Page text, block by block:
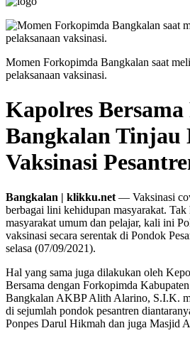
Momen Forkopimda Bangkalan saat
pelaksanaan vaksinasi.
Kapolres
Bangkalan Tinjau
Vaksinasi
Bangkalan | klikku.net — Vaksinasi
berbagai lini kehidupan masyarakat. Tak
masyarakat umum dan pelajar, kali ini
vaksinasi secara serentak di Pondok
selasa (07/09/2021).
Hal yang sama juga dilakukan oleh
Bersama dengan Forkopimda
Bangkalan AKBP Alith Alarino, S.I.K.
di sejumlah pondok pesantren
Ponpes Darul Hikmah dan juga Masjid